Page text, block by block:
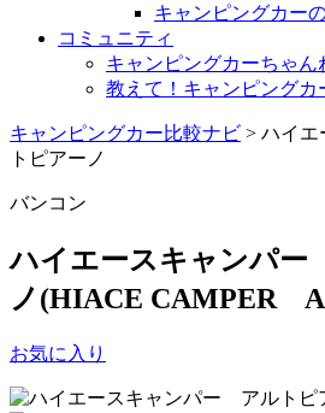
キャンピングカー
コミュニティ
キャンピングカーちゃん
教えて！キャンピングカ
キャンピングカー比較ナビ > ハイ
トピアーノ
バンコン
ハイエースキャンパ
ノ(HIACE CAMPER
お気に入り